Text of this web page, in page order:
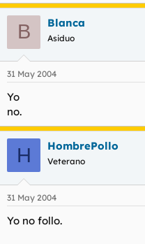
B Blanca
Asiduo
31 May 2004
Yo
no.
H HombrePollo
Veterano
31 May 2004
Yo no follo.